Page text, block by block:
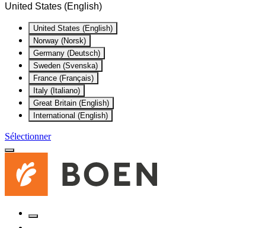
United States (English)
United States (English)
Norway (Norsk)
Germany (Deutsch)
Sweden (Svenska)
France (Français)
Italy (Italiano)
Great Britain (English)
International (English)
Sélectionner